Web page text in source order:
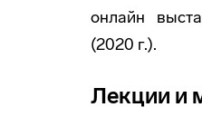
онлайн
(2020 г.).
Лекции и